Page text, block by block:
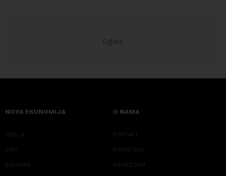
NOVA EKONOMIJA
SRBIJA
SVET
KOLUMNE
O NAMA
KONTAKT
MARKETING
IMPRESSUM